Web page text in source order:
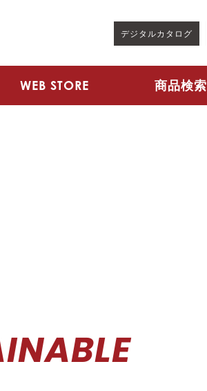
デジタルカタログ
WEB STORE 商品検索